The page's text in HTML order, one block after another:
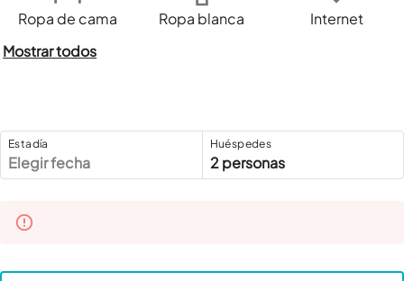
Ropa de cama Ropa blanca
Internet
Mostrar todos
Estadía
Elegir fecha
Huéspedes
2 personas